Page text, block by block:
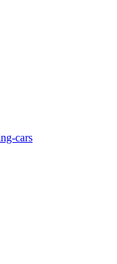
cars